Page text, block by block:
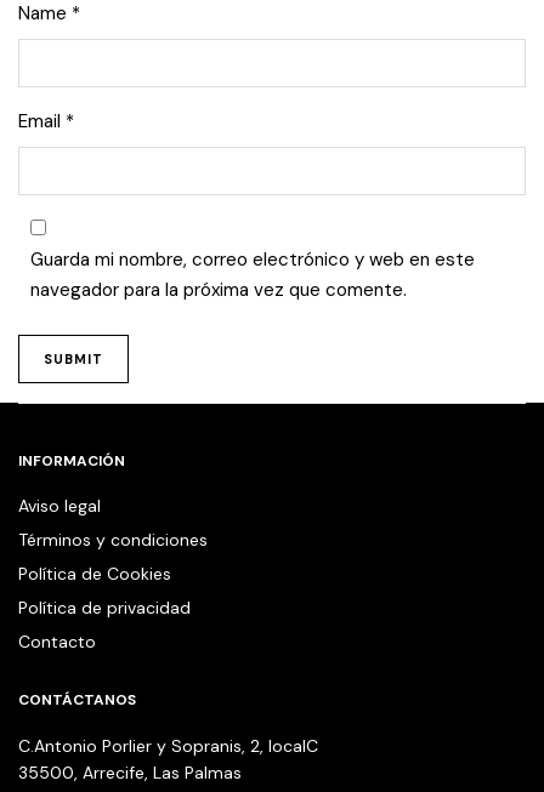
Name *
Email *
Guarda mi nombre, correo electrónico y web en este
navegador para la próxima vez que comente.
INFORMACIÓN
Aviso legal
Términos y condiciones
Política de Cookies
Política de privacidad
Contacto
CONTÁCTANOS
C.Antonio Porlier y Sopranis, 2, localC
35500, Arrecife, Las Palmas